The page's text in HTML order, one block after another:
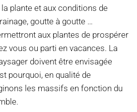
plante et aux conditions de
goutte à goutte …
aux plantes de prospérer
vous ou parti en vacances. La
doivent être envisagée
pourquoi, en qualité de
les massifs en fonction du